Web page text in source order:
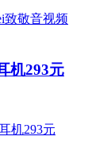
机293元